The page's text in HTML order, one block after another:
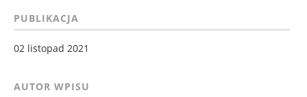
PUBLIKACJA
02 listopad 2021